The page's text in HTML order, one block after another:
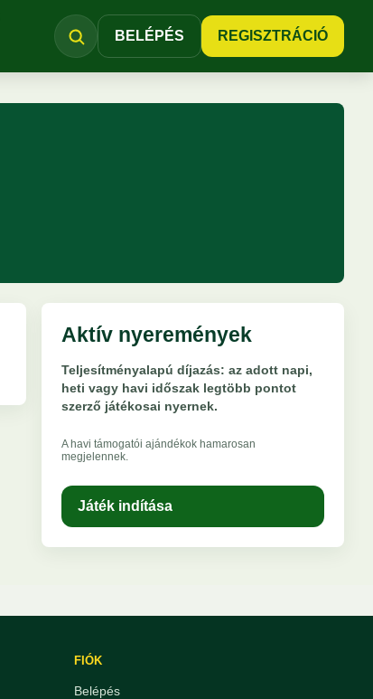
BELÉPÉS REGISZTRÁCIÓ
Aktív nyeremények
Teljesítményalapú díjazás: az adott napi,
heti vagy havi időszak legtöbb pontot
szerző játékosai nyernek.
A havi támogatói ajándékok hamarosan
megjelennek.
Játék indítása
FIÓK
Belépés